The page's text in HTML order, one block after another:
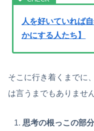
人を好いていれば
かにする人たち】
そこに行き着くまでに
は言うまでもありません
思考の根っこの部